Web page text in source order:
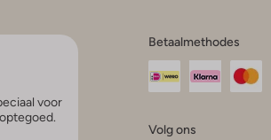
voor
Betaalmethodes
Volg ons